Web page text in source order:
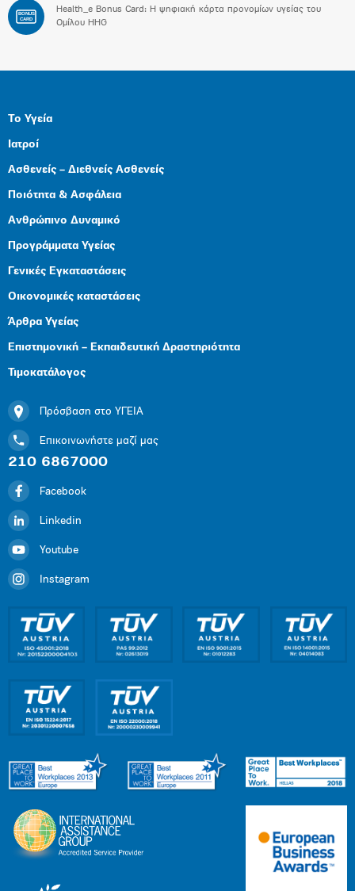
BONUS
CARD
Health_e Bonus Card: H ψηφιακή κάρτα προνομίων υγείας του
Ομίλου HHG
Το Υγεία
Ιατροί
Ασθενείς – Διεθνείς Ασθενείς
Ποιότητα & Ασφάλεια
Ανθρώπινο Δυναμικό
Προγράμματα Υγείας
Γενικές Εγκαταστάσεις
Οικονομικές καταστάσεις
Άρθρα Υγείας
Επιστημονική – Εκπαιδευτική Δραστηριότητα
Τιμοκατάλογος
Πρόσβαση στο ΥΓΕΙΑ
Επικοινωνήστε μαζί μας
210 6867000
Facebook
Linkedin
Youtube
Instagram